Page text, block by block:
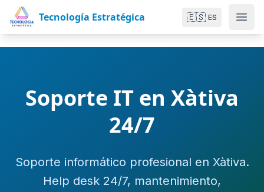
Tecnología Estratégica 🇪🇸 ES
Soporte IT en Xàtiva
24/7
Soporte informático profesional en Xàtiva.
Help desk 24/7, mantenimiento,